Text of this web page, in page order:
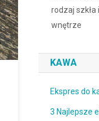
rodzaj szkła
wnętrze
KAWA
Ekspres do
3 Najlepsze